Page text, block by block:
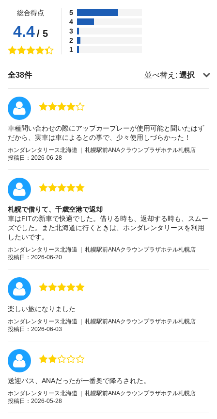
総合得点
4.4/ 5
5
4
3
2
1
全38件 並べ替え: 選択
車種問い合わせの際にアップカープレーが使用可能と聞いたはず
だから、実車は車によるとの事で、少々使用しづらかった！
ホンダレンタリース北海道 | 札幌駅前ANAクラウンプラザホテル札幌店
投稿日：2026-06-28
札幌で借りて、千歳空港で返却
車はFITの新車で快適でした。借りる時も、返却する時も、スムー
ズでした。また北海道に行くときは、ホンダレンタリースを利用
したいです。
ホンダレンタリース北海道 | 札幌駅前ANAクラウンプラザホテル札幌店
投稿日：2026-06-20
楽しい旅になりました
ホンダレンタリース北海道 | 札幌駅前ANAクラウンプラザホテル札幌店
投稿日：2026-06-03
送迎バス、ANAだったが一番奥で降ろされた。
ホンダレンタリース北海道 | 札幌駅前ANAクラウンプラザホテル札幌店
投稿日：2026-05-28